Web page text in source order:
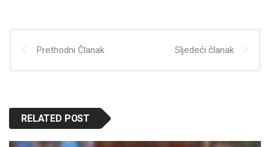
Prethodni Članak Sljedeći članak
RELATED POST